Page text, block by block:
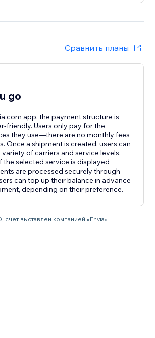
Сравнить планы
go
app, the payment structure is
friendly. Users only pay for the
they use—there are no monthly fees
Once a shipment is created, users can
of carriers and service levels,
the selected service is displayed
are processed securely through
can top up their balance in advance
depending on their preference.
счет выставлен компанией «Envia».